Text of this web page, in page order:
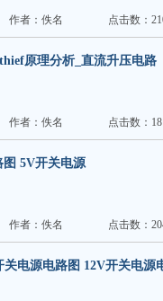
作者：佚名 点击数：
原理分析_直流升压电路
作者：佚名 点击数：
5V开关电源
作者：佚名 点击数：
关电源电路图 12V开关电源